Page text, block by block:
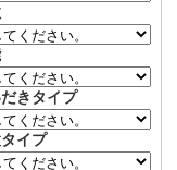
きタイプ
イプ